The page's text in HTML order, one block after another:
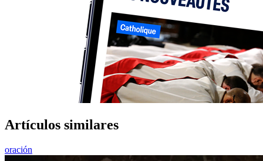
Artículos similares
oración